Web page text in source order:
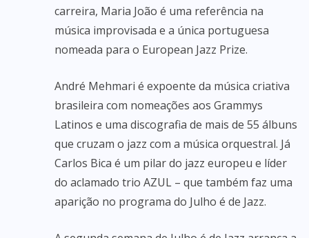
carreira, Maria João é uma referência na
música improvisada e a única portuguesa
nomeada para o European Jazz Prize.
André Mehmari é expoente da música criativa
brasileira com nomeações aos Grammys
Latinos e uma discografia de mais de 55 álbuns
que cruzam o jazz com a música orquestral. Já
Carlos Bica é um pilar do jazz europeu e líder
do aclamado trio AZUL – que também faz uma
aparição no programa do Julho é de Jazz.